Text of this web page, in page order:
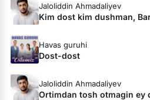
Jaloliddin Ahmadaliyev
Havas guruhi
Dost-dost
Jaloliddin Ahmadaliyev